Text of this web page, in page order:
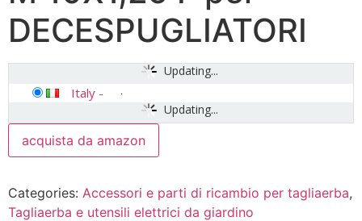
DECESPUGLIATORI
Updating...
Updating...
Italy -
acquista da amazon
Categories: Accessori e parti di ricambio per tagliaerba,
Tagliaerba e utensili elettrici da giardino